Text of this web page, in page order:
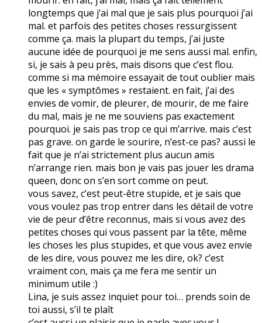
longtemps que j’ai mal que je sais plus pourquoi j’ai
mal. et parfois des petites choses ressurgissent
comme ça. mais la plupart du temps, j’ai juste
aucune idée de pourquoi je me sens aussi mal. enfin,
si, je sais à peu près, mais disons que c’est flou.
comme si ma mémoire essayait de tout oublier mais
que les « symptômes » restaient. en fait, j’ai des
envies de vomir, de pleurer, de mourir, de me faire
du mal, mais je ne me souviens pas exactement
pourquoi. je sais pas trop ce qui m’arrive. mais c’est
pas grave. on garde le sourire, n’est-ce pas? aussi le
fait que je n’ai strictement plus aucun amis
n’arrange rien. mais bon je vais pas jouer les drama
queen, donc on s’en sort comme on peut.
vous savez, c’est peut-être stupide, et je sais que
vous voulez pas trop entrer dans les détail de votre
vie de peur d’être reconnus, mais si vous avez des
petites choses qui vous passent par la tête, même
les choses les plus stupides, et que vous avez envie
de les dire, vous pouvez me les dire, ok? c’est
vraiment con, mais ça me fera me sentir un
minimum utile :)
Lina, je suis assez inquiet pour toi… prends soin de
toi aussi, s’il te plaît